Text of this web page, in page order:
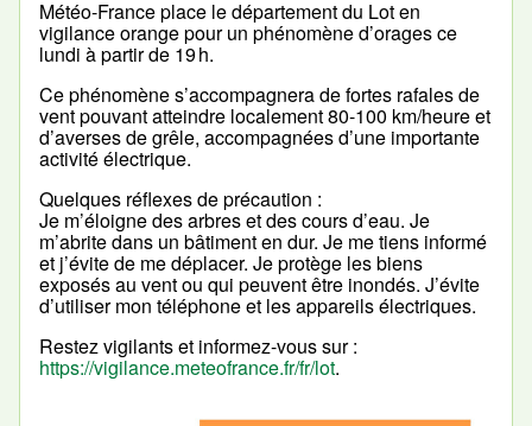
Météo-France place le département du Lot en
vigilance orange pour un phénomène d’orages ce
lundi à partir de 19 h.
Ce phénomène s’accompagnera de fortes rafales de
vent pouvant atteindre localement 80-100 km/heure et
d’averses de grêle, accompagnées d’une importante
activité électrique.
Quelques réflexes de précaution :
Je m’éloigne des arbres et des cours d’eau. Je
m’abrite dans un bâtiment en dur. Je me tiens informé
et j’évite de me déplacer. Je protège les biens
exposés au vent ou qui peuvent être inondés. J’évite
d’utiliser mon téléphone et les appareils électriques.
Restez vigilants et informez-vous sur :
https://vigilance.meteofrance.fr/fr/lot.